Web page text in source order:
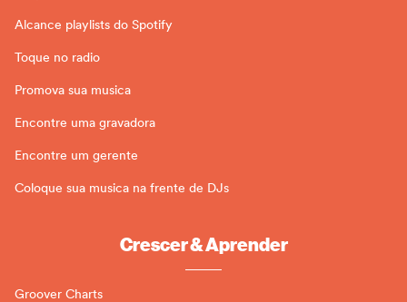
Alcance playlists do Spotify
Toque no radio
Promova sua musica
Encontre uma gravadora
Encontre um gerente
Coloque sua musica na frente de DJs
Crescer & Aprender
Groover Charts